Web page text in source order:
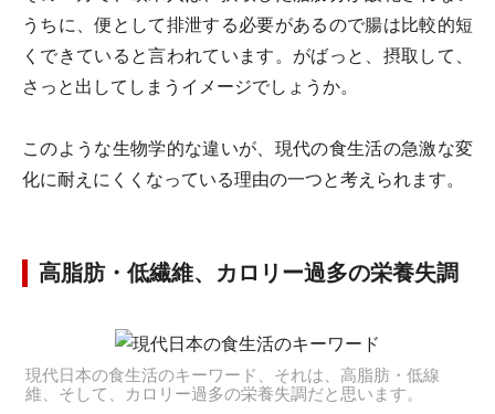
うちに、便として排泄する必要があるので腸は比較的短
くできていると言われています。がばっと、摂取して、
さっと出してしまうイメージでしょうか。
このような生物学的な違いが、現代の食生活の急激な変
化に耐えにくくなっている理由の一つと考えられます。
高脂肪・低繊維、カロリー過多の栄養失調
現代日本の食生活のキーワード、それは、高脂肪・低線
維、そして、カロリー過多の栄養失調だと思います。